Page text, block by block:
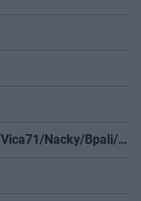
Toka Club/Labanc/Laruska/Vica71/Nacky/Bpali/Oldrider/Josefernando/Mcbull/Kawaszabi